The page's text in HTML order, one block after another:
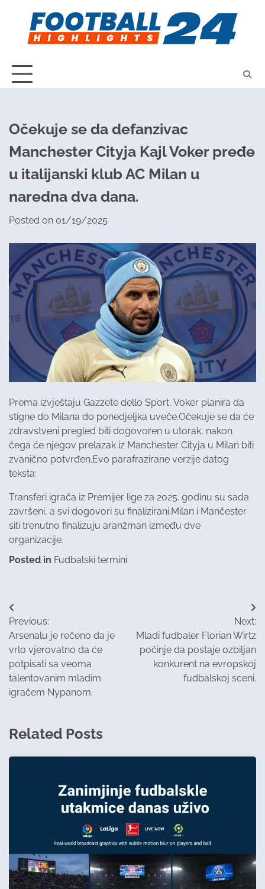
content
Očekuje se da defanzivac
Manchester Cityja Kajl Voker pređe
u italijanski klub AC Milan u
naredna dva dana.
Posted on 01/19/2025
Prema izvještaju Gazzete dello Sport, Voker planira da
stigne do Milana do ponedjeljka uveče.Očekuje se da će
zdravstveni pregled biti dogovoren u utorak, nakon
čega će njegov prelazak iz Manchester Cityja u Milan biti
zvanično potvrđen.Evo parafrazirane verzije datog
teksta:
Transferi igrača iz Premijer lige za 2025. godinu su sada
završeni, a svi dogovori su finalizirani.Milan i Mančester
siti trenutno finalizuju aranžman između dve
organizacije.
Posted in Fudbalski termini
Post
navigation
Previous:
Arsenalu je rečeno da je
vrlo vjerovatno da će
potpisati sa veoma
talentovanim mladim
igračem Nypanom.
Next:
Mladi fudbaler Florian Wirtz
počinje da postaje ozbiljan
konkurent na evropskoj
fudbalskoj sceni.
Related Posts